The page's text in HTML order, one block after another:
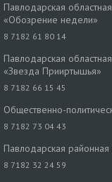
Павлодарская областная
«Обозрение недели»
8 7182 61 80 14
Павлодарская областная
«Звезда Прииртышья»
8 7182 66 15 45
Общественно-
8 7182 73 04 43
Павлодарская районная
8 7182 32 24 59